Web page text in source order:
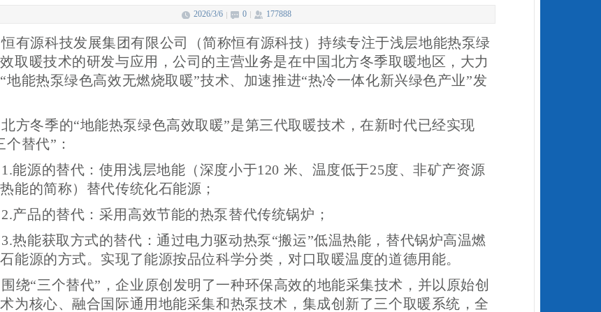
2026/3/6 0 177888
恒有源科技发展集团有限公司（简称恒有源科技）持续专注于浅层地能热泵绿
取暖技术的研发与应用，公司的主营业务是在中国北方冬季取暖地区，大力
地能热泵绿色高效无燃烧取暖”技术、加速推进“热冷一体化新兴绿色产业”发
北方冬季的“地能热泵绿色高效取暖”是第三代取暖技术，在新时代已经实现
个替代”：
1.能源的替代：使用浅层地能（深度小于120 米、温度低于25度、非矿产资源
能的简称）替代传统化石能源；
2.产品的替代：采用高效节能的热泵替代传统锅炉；
3.热能获取方式的替代：通过电力驱动热泵“搬运”低温热能，替代锅炉高温燃
能源的方式。实现了能源按品位科学分类，对口取暖温度的道德用能。
围绕“三个替代”，企业原创发明了一种环保高效的地能采集技术，并以原始创
为核心、融合国际通用地能采集和热泵技术，集成创新了三个取暖系统，全